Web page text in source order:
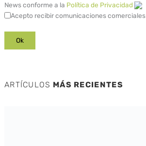
News conforme a la Política de Privacidad
Acepto recibir comunicaciones comerciales
ARTÍCULOS MÁS RECIENTES